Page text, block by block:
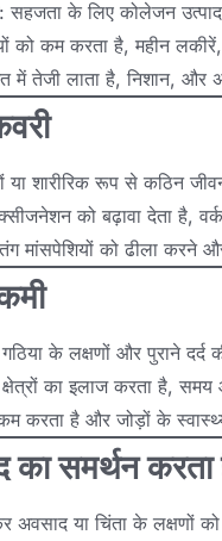
: सहजता के लिए कोलेजन
को कम करता है, महीन
में तेजी लाता है, निशान, और
या शारीरिक रूप से कठिन
को बढ़ावा देता है,
मांसपेशियों को ढीला करने
के लक्षणों और पुराने दर्द
का इलाज करता है,
करता है और जोड़ों के
का समर्थन करता
अवसाद या चिंता के लक्षणों